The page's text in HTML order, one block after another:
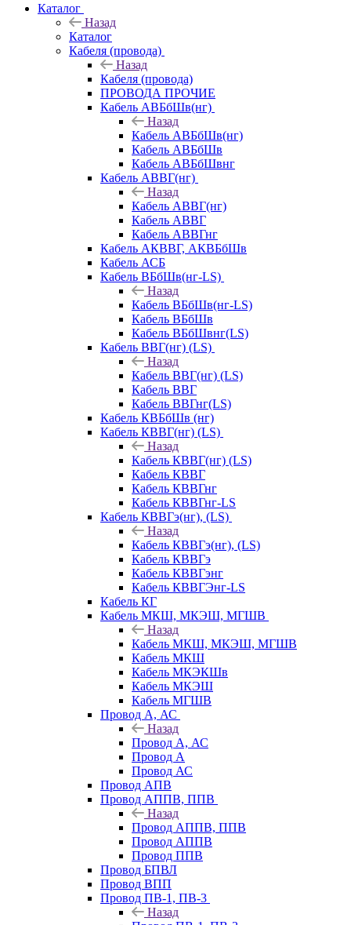
Каталог
Назад
Каталог
Кабеля (провода)
Назад
Кабеля (провода)
ПРОВОДА ПРОЧИЕ
Кабель АВБбШв(нг)
Назад
Кабель АВБбШв(нг)
Кабель АВБбШв
Кабель АВБбШвнг
Кабель АВВГ(нг)
Назад
Кабель АВВГ(нг)
Кабель АВВГ
Кабель АВВГнг
Кабель АКВВГ, АКВБбШв
Кабель АСБ
Кабель ВБбШв(нг-LS)
Назад
Кабель ВБбШв(нг-LS)
Кабель ВБбШв
Кабель ВБбШвнг(LS)
Кабель ВВГ(нг) (LS)
Назад
Кабель ВВГ(нг) (LS)
Кабель ВВГ
Кабель ВВГнг(LS)
Кабель КВБбШв (нг)
Кабель КВВГ(нг) (LS)
Назад
Кабель КВВГ(нг) (LS)
Кабель КВВГ
Кабель КВВГнг
Кабель КВВГнг-LS
Кабель КВВГэ(нг), (LS)
Назад
Кабель КВВГэ(нг), (LS)
Кабель КВВГэ
Кабель КВВГэнг
Кабель КВВГЭнг-LS
Кабель КГ
Кабель МКШ, МКЭШ, МГШВ
Назад
Кабель МКШ, МКЭШ, МГШВ
Кабель МКШ
Кабель МКЭКШв
Кабель МКЭШ
Кабель МГШВ
Провод А, АС
Назад
Провод А, АС
Провод А
Провод АС
Провод АПВ
Провод АППВ, ППВ
Назад
Провод АППВ, ППВ
Провод АППВ
Провод ППВ
Провод БПВЛ
Провод ВПП
Провод ПВ-1, ПВ-3
Назад